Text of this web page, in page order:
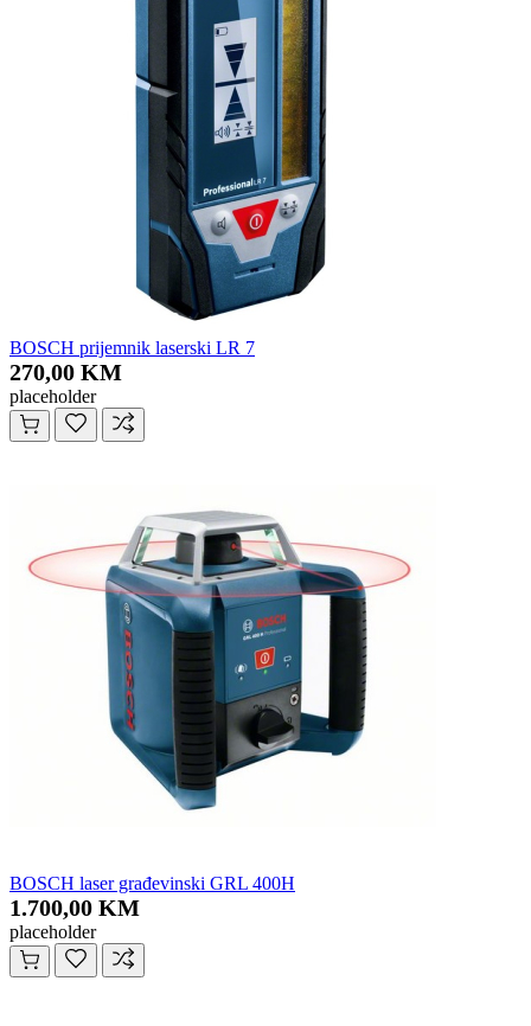
BOSCH prijemnik laserski LR 7
270,00 KM
placeholder
BOSCH laser građevinski GRL 400H
1.700,00 KM
placeholder